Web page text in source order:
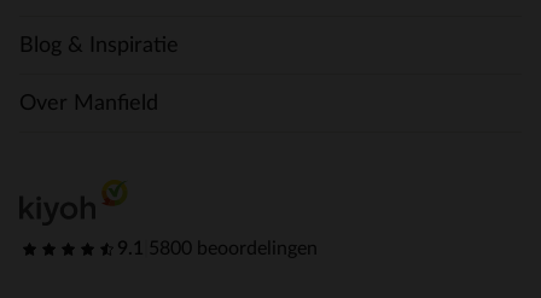
Blog & Inspiratie
Over Manfield
9.1 5800 beoordelingen